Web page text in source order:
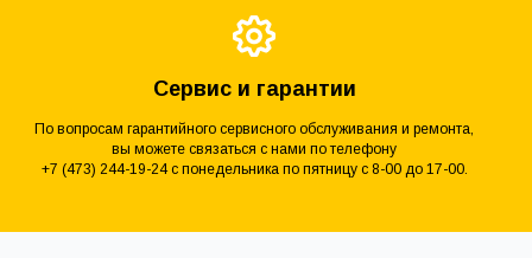
Сервис и гарантии
По вопросам гарантийного сервисного обслуживания и ремонта,
вы можете связаться с нами по телефону
+7 (473) 244-19-24 с понедельника по пятницу с 8-00 до 17-00.